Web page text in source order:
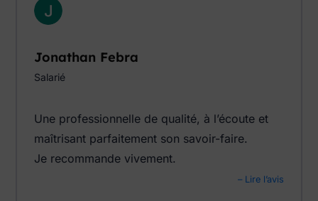
Jonathan Febra
Salarié
Une professionnelle de qualité, à l’écoute et
maîtrisant parfaitement son savoir-faire.
Je recommande vivement.
– Lire l’avis